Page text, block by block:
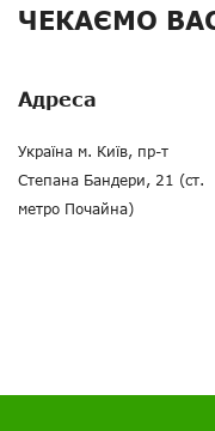
ЧЕКАЄМО
Адреса
Україна м. Київ, пр-т
Степана Бандери, 21 (ст.
метро Почайна)